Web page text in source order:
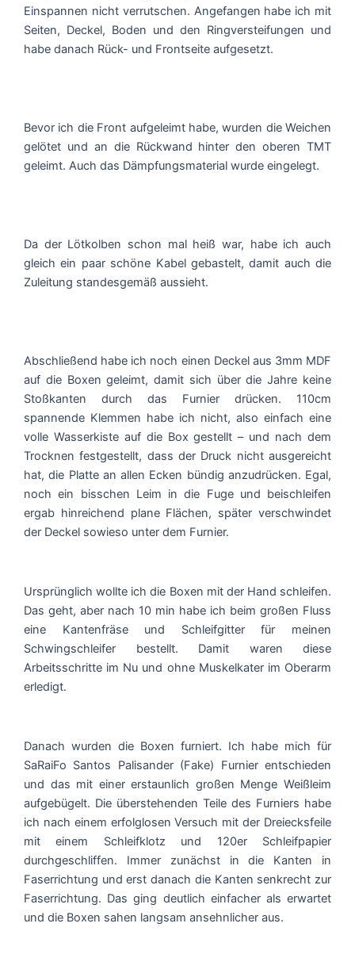
Einspannen nicht verrutschen. Angefangen habe ich mit
Seiten, Deckel, Boden und den Ringversteifungen und
habe danach Rück- und Frontseite aufgesetzt.
Bevor ich die Front aufgeleimt habe, wurden die Weichen
gelötet und an die Rückwand hinter den oberen TMT
geleimt. Auch das Dämpfungsmaterial wurde eingelegt.
Da der Lötkolben schon mal heiß war, habe ich auch
gleich ein paar schöne Kabel gebastelt, damit auch die
Zuleitung standesgemäß aussieht.
Abschließend habe ich noch einen Deckel aus 3mm MDF
auf die Boxen geleimt, damit sich über die Jahre keine
Stoßkanten durch das Furnier drücken. 110cm
spannende Klemmen habe ich nicht, also einfach eine
volle Wasserkiste auf die Box gestellt – und nach dem
Trocknen festgestellt, dass der Druck nicht ausgereicht
hat, die Platte an allen Ecken bündig anzudrücken. Egal,
noch ein bisschen Leim in die Fuge und beischleifen
ergab hinreichend plane Flächen, später verschwindet
der Deckel sowieso unter dem Furnier.
Ursprünglich wollte ich die Boxen mit der Hand schleifen.
Das geht, aber nach 10 min habe ich beim großen Fluss
eine Kantenfräse und Schleifgitter für meinen
Schwingschleifer bestellt. Damit waren diese
Arbeitsschritte im Nu und ohne Muskelkater im Oberarm
erledigt.
Danach wurden die Boxen furniert. Ich habe mich für
SaRaiFo Santos Palisander (Fake) Furnier entschieden
und das mit einer erstaunlich großen Menge Weißleim
aufgebügelt. Die überstehenden Teile des Furniers habe
ich nach einem erfolglosen Versuch mit der Dreiecksfeile
mit einem Schleifklotz und 120er Schleifpapier
durchgeschliffen. Immer zunächst in die Kanten in
Faserrichtung und erst danach die Kanten senkrecht zur
Faserrichtung. Das ging deutlich einfacher als erwartet
und die Boxen sahen langsam ansehnlicher aus.